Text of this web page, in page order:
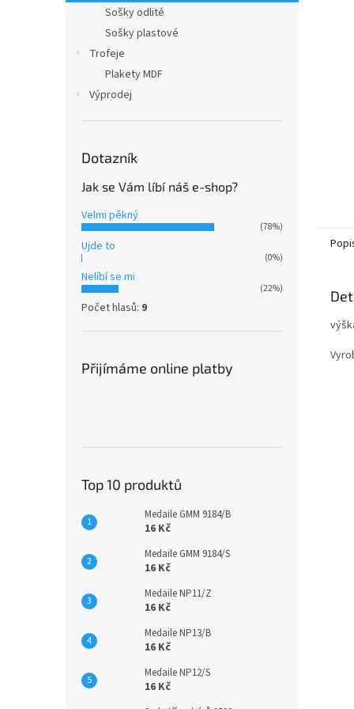
n
Sošky odlité
Sošky plastové
Trofeje
Plakety MDF
Výprodej
Dotazník
Jak se Vám líbí náš e-shop?
Velmi pěkný
(78%)
Ujde to
(0%)
Nelíbí se mi
(22%)
Počet hlasů: 9
Přijímáme online platby
Top 10 produktů
Medaile GMM 9184/B
16 Kč
Medaile GMM 9184/S
16 Kč
Medaile NP11/Z
16 Kč
Medaile NP13/B
16 Kč
Medaile NP12/S
16 Kč